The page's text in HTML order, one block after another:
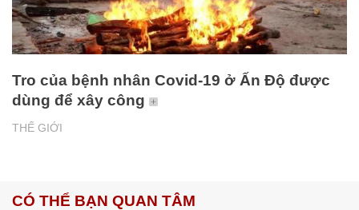
THẾ GIỚI
Tro của bệnh nhân Covid-19 ở Ấn Độ được
dùng để xây công
CÓ THỂ BẠN QUAN TÂM